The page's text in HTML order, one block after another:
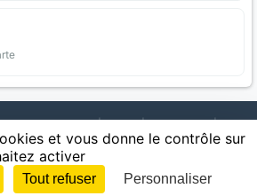
ouvertes | Carte | Communes |
| Cultures | Zones protégées | Forets |
| Statistiques
| CGU | CGV Cookies
et vous donne le contrôle sur
activer
Tout refuser Personnaliser